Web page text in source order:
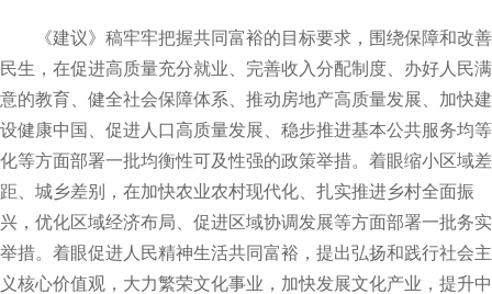
《建议》稿牢牢把握共同富裕的目标要求，围绕保障和改善
民生，在促进高质量充分就业、完善收入分配制度、办好人民满
意的教育、健全社会保障体系、推动房地产高质量发展、加快建
设健康中国、促进人口高质量发展、稳步推进基本公共服务均等
化等方面部署一批均衡性可及性强的政策举措。着眼缩小区域差
距、城乡差别，在加快农业农村现代化、扎实推进乡村全面振
兴，优化区域经济布局、促进区域协调发展等方面部署一批务实
举措。着眼促进人民精神生活共同富裕，提出弘扬和践行社会主
义核心价值观，大力繁荣文化事业，加快发展文化产业，提升中